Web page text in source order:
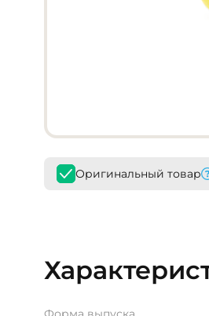
Оригинальный товар